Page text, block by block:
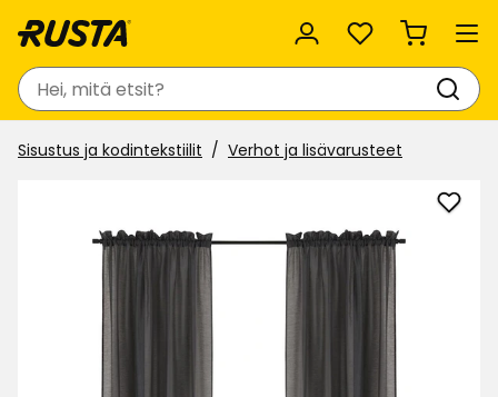
Suosikit
Haku
Sisustus ja kodintekstiilit Verhot ja lisävarusteet
Lisää